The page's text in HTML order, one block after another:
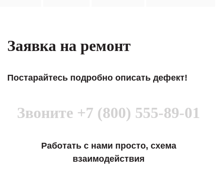
Заявка на ремонт
Постарайтесь подробно описать дефект!
Звоните +7 (800) 555-89-01
Работать с нами просто, схема
взаимодействия